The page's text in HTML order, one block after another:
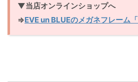
▼当店オンラインショップへ
⇒EVE un BLUEのメガネフレーム